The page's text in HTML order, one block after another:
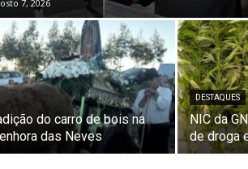
7, 2026
do carro de bois na
das Neves
DESTAQUES
NIC da
de droga